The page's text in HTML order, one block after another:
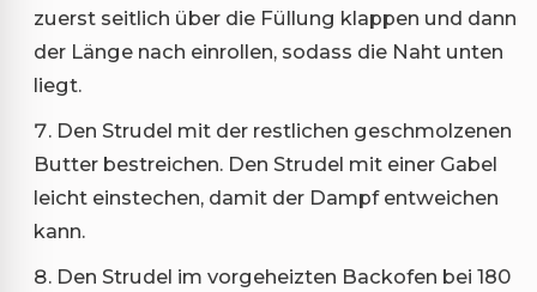
zuerst seitlich über die Füllung klappen und dann
der Länge nach einrollen, sodass die Naht unten
liegt.
Den Strudel mit der restlichen geschmolzenen
Butter bestreichen. Den Strudel mit einer Gabel
leicht einstechen, damit der Dampf entweichen
kann.
Den Strudel im vorgeheizten Backofen bei 180